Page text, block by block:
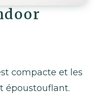
compacte et les
époustouflant.